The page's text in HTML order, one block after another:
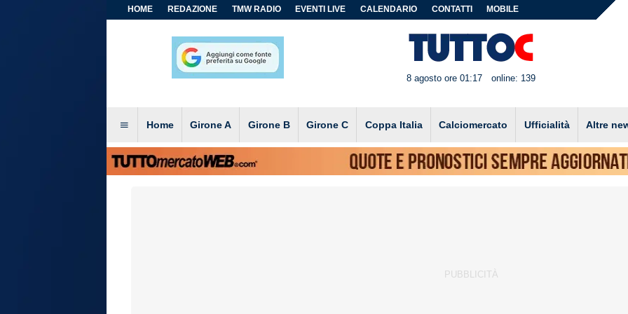
HOME REDAZIONE TMW RADIO EVENTI LIVE CALENDARIO CONTATTI MOBILE
8 agosto ore 01:17 online: 139
Home Girone A Girone B Girone C Coppa Italia Calciomercato Ufficialità Altre